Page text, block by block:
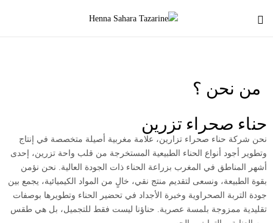
من نحن ؟
حناء صحراء تزرين
نحن شركة حناء صحراء تزارين، علامة مغربية أصيلة متخصصة في إنتاج
وتطوير أجود أنواع الحناء الطبيعية المستخرجة من قلب واحة تزرين، إحدى
أشهر المناطق في المغرب بزراعة الحناء ذات الجودة العالية. نحن نؤمن
بقوة الطبيعة، ونسعى لتقديم منتج نقي، خالٍ من المواد الكيميائية، يجمع بين
جودة التربة الصحراوية وخبرة الأجداد في تحضير الحناء وتطويرها بوصفات
تقليدية ممزوجة بلمسة عصرية. حناؤنا ليست فقط للتجميل، بل هي طقس